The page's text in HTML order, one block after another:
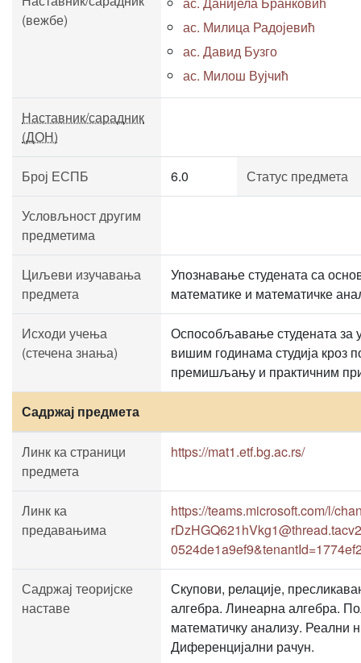
(вежбе)
ас. Милица Радојевић
ас. Давид Бузго
ас. Милош Вујчић
Наставник/сарадник
(ДОН)
Број ЕСПБ 6.0 Статус предмета
Условљност другим
предметима
Циљеви изучавања
предмета
Упознавање студената са
математике и математичке
Исходи учења
(стечена знања)
Оспосoбљавање студената за
вишим годинама студија кроз
премишљању и практичним
Садржај предмета
Линк ка страници
предмета
https://mat1.etf.bg.ac.rs/
Линк ка
предавањима
https://teams.microsoft.com/l/
Садржај теоријске
наставе
Скупови, релације,
алгебра. Линеарна алгебра.
математичку анализу. Реални
Диференцијални рачун.